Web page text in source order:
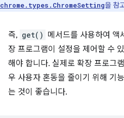
chrome.types.ChromeSetting을 참
즉, get() 메서드를 사용하여 액
장 프로그램이 설정을 제어할 수
해야 합니다. 실제로 확장 프로그
우 사용자 혼동을 줄이기 위해 기
는 것이 좋습니다.